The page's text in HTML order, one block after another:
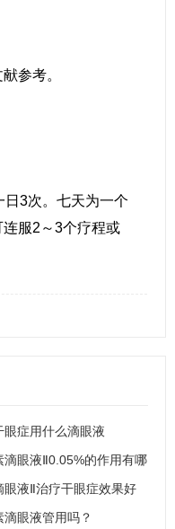
参考。
3次。七天为一个
服2～3个疗程或
症用什么滴眼液
眼液Ⅱ0.05%的作用有哪
液Ⅱ治疗干眼症效果好
眼液管用吗？